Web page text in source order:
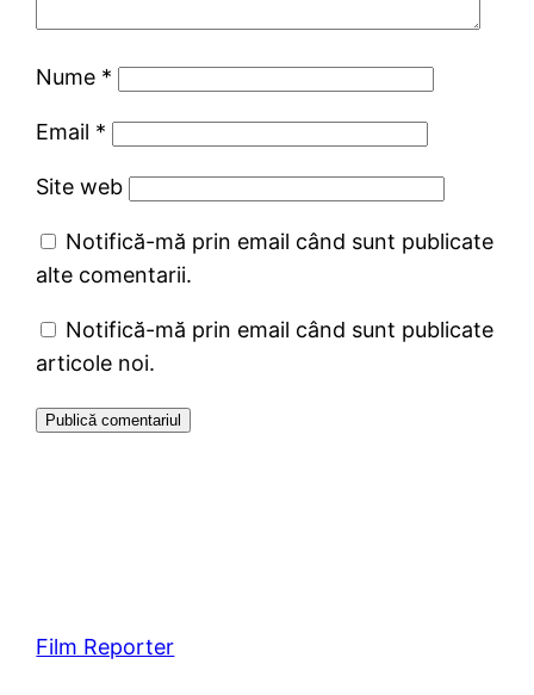
Nume *
Email *
Site web
Notifică-mă prin email când sunt publicate
alte comentarii.
Notifică-mă prin email când sunt publicate
articole noi.
Film Reporter